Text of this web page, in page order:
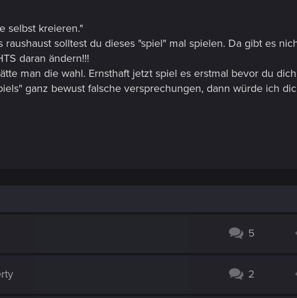
selbst kreieren."
raushaust solltest du dieses "spiel" mal spielen. Da gibt es
daran ändern!!!
man die wahl. Ernsthaft jetzt spiel es erstmal bevor du
ganz bewust falsche versprechungen, dann würde ich
5
2